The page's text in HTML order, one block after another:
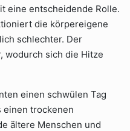
eine entscheidende Rolle.
die körpereigene
schlechter. Der
wodurch sich die Hitze
einen schwülen Tag
einen trockenen
ältere Menschen und